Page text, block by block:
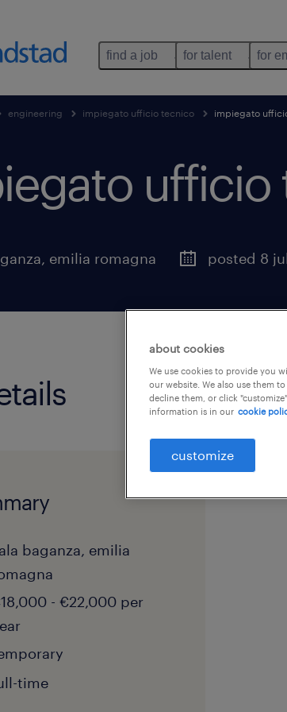
find a job for talent for
engineering impiegato ufficio tecnico impiegato
ufficio
, emilia romagna posted 8
baganza, emilia
- €22,000 per
time
about cookies
We use cookies to provide you
our website. We also use them
decline them, or click
information is in our cookie
customize